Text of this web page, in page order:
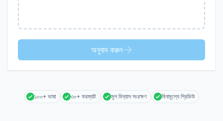
অনুবাদ করুন
১০০+ ভাষা ৩০+ ফরম্যাট মূল বিন্যাস সংরক্ষণ বিনামূল্যে প্রিভিউ